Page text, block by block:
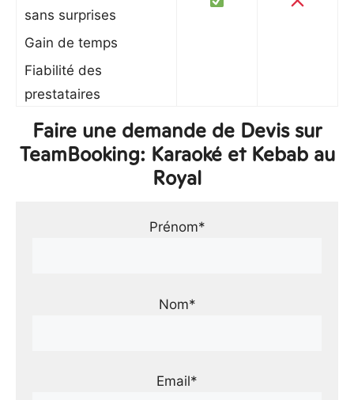
sans surprises
Gain de temps
Fiabilité des
prestataires
Faire une demande de Devis sur
TeamBooking: Karaoké et Kebab au
Royal
Prénom*
Nom*
Email*